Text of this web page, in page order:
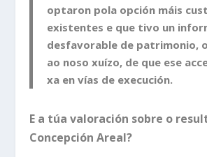
optaron pola opción máis
existentes e que tivo un
desfavorable de patrimonio,
ao noso xuízo, de que ese
xa en vías de execución.
E a túa valoración sobre o
Concepción Areal?